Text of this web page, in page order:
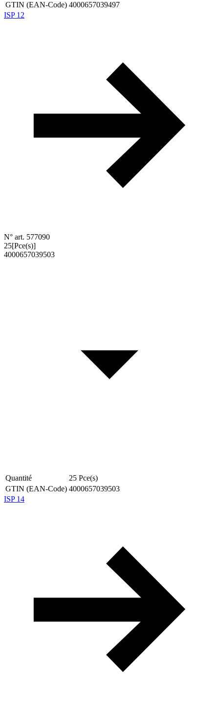
GTIN (EAN-Code) 4000657039497
ISP 12
N° art. 577090
25[Pce(s)]
4000657039503
Quantité 25 Pce(s)
GTIN (EAN-Code) 4000657039503
ISP 14